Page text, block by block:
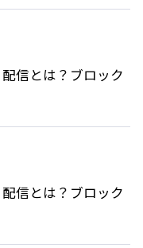
信とは？ブロック
信とは？ブロック